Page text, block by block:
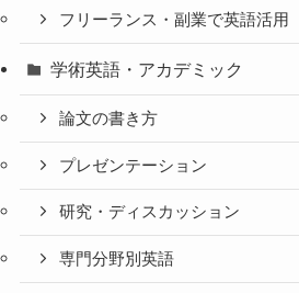
フリーランス・副業で英語活用
学術英語・アカデミック
論文の書き方
プレゼンテーション
研究・ディスカッション
専門分野別英語